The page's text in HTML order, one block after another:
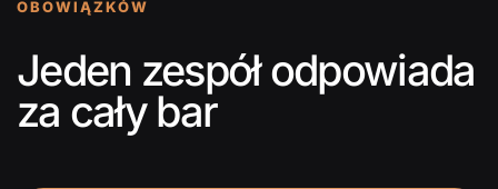
OBOWIĄZKÓW
Jeden zespół odpowiada
za cały bar